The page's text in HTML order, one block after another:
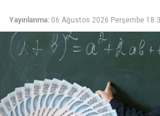
Yayınlanma: 06 Ağustos 2026 Perşembe